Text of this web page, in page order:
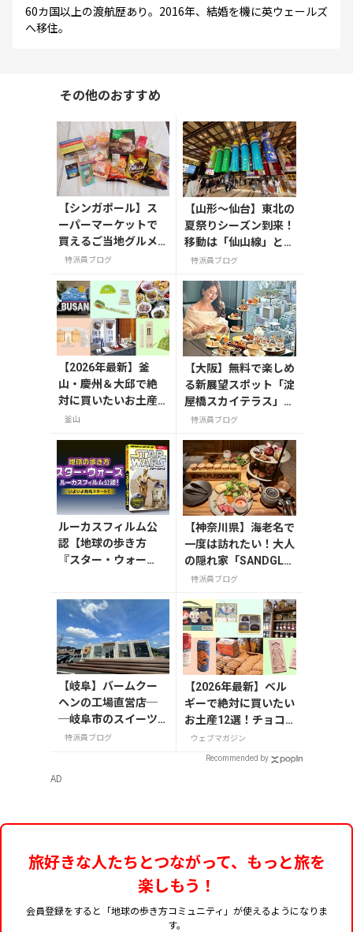
60カ国以上の渡航歴あり。2016年、結婚を機に英ウェールズ
へ移住。
その他のおすすめ
【シンガポール】ス
ーパーマーケットで
買えるご当地グルメ
のお土産
特派員ブログ
【山形〜仙台】東北の
夏祭りシーズン到来！
移動は「仙山線」と
「高速バス」どっちが
特派員ブログ
【2026年最新】釜
山・慶州＆大邱で絶
対に買いたいお土産1
0選！
釜山
【大阪】無料で楽しめ
る新展望スポット「淀
屋橋スカイテラス」と
30階アフタヌーンテ
特派員ブログ
ルーカスフィルム公
認【地球の歩き方
『スター・ウォー
ログラム仕様の特製
リバーシブル帯付き
【神奈川県】海老名で
一度は訪れたい！大人
の隠れ家「SANDGLA
SS 熾火」で味わうア
特派員ブログ
【岐阜】バームクー
ヘンの工場直営店─
─岐阜市のスイーツ
スポット「FLEUR
特派員ブログ
【2026年最新】ベル
ギーで絶対に買いたい
お土産12選！チョコ
レートやビール・雑貨
まで紹介
ウェブマガジン
Recommended by
AD
旅好きな人たちとつながって、もっと旅を
楽しもう！
会員登録をすると「地球の歩き方コミュニティ」が使えるようになりま
す。